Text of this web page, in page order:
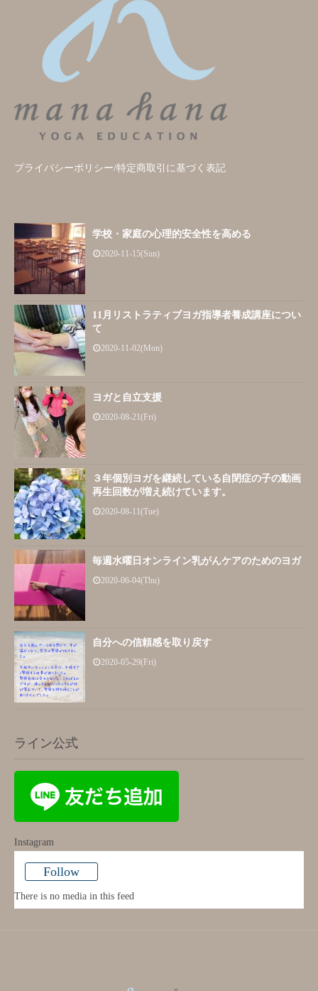
プライバシーポリシー/特定商取引に基づく表記
学校・家庭の心理的安全性を高める
2020-11-15(Sun)
11月リストラティブヨガ指導者養成講座につい
て
2020-11-02(Mon)
ヨガと自立支援
2020-08-21(Fri)
３年個別ヨガを継続している自閉症の子の動画
再生回数が増え続けています。
2020-08-11(Tue)
毎週水曜日オンライン乳がんケアのためのヨガ
2020-06-04(Thu)
自分への信頼感を取り戻す
2020-05-29(Fri)
ライン公式
Instagram
Follow
There is no media in this feed